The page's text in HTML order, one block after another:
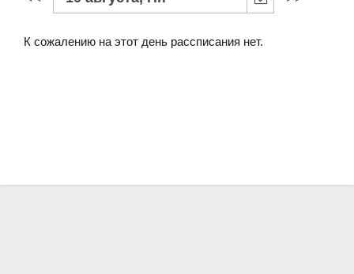
К сожалению на этот день рассписания нет.